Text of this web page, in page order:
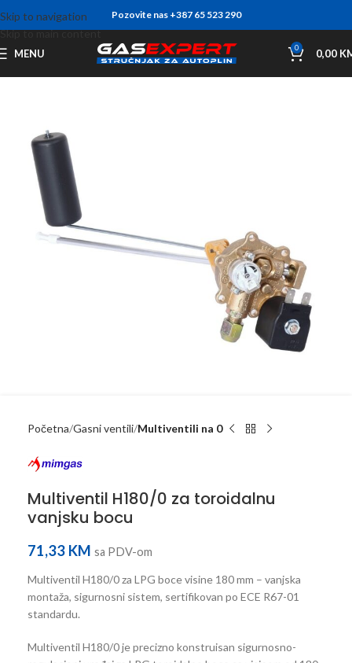
Skip to navigation
Skip to main content
Pozovite nas +387 65 523 290
MENU 0 0,00
Početna Gasni ventili Multiventili na 0
Multiventil H180/0 za toroidalnu
vanjsku bocu
71,33 KM sa PDV-om
Multiventil H180/0 za LPG boce visine 180 mm – vanjska
montaža, sigurnosni sistem, sertifikovan po ECE R67-01
standardu.
Multiventil H180/0 je precizno konstruisan sigurnosno-